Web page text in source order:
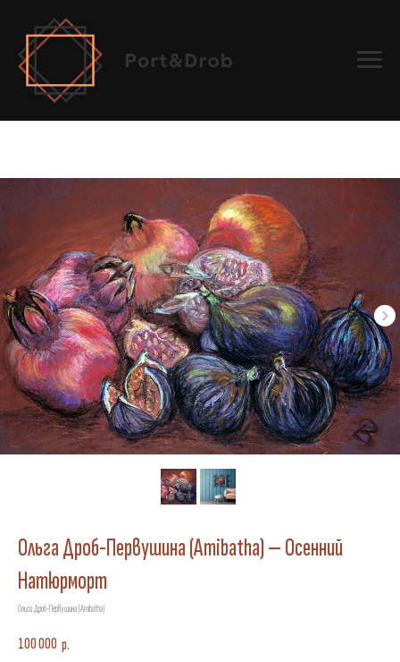
Ольга Дроб-Первушина (Amibatha) — Осенний
Натюрморт
Ольга Дроб-Первушина (Amibatha)
100 000 р.